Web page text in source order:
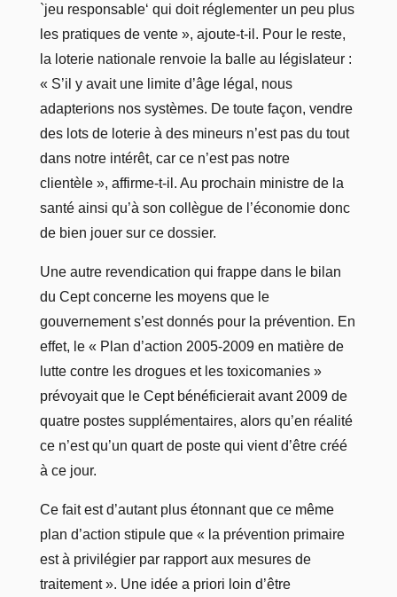
`jeu responsable‘ qui doit réglementer un peu plus
les pratiques de vente », ajoute-t-il. Pour le reste,
la loterie nationale renvoie la balle au législateur :
« S’il y avait une limite d’âge légal, nous
adapterions nos systèmes. De toute façon, vendre
des lots de loterie à des mineurs n’est pas du tout
dans notre intérêt, car ce n’est pas notre
clientèle », affirme-t-il. Au prochain ministre de la
santé ainsi qu’à son collègue de l’économie donc
de bien jouer sur ce dossier.
Une autre revendication qui frappe dans le bilan
du Cept concerne les moyens que le
gouvernement s’est donnés pour la prévention. En
effet, le « Plan d’action 2005-2009 en matière de
lutte contre les drogues et les toxicomanies »
prévoyait que le Cept bénéficierait avant 2009 de
quatre postes supplémentaires, alors qu’en réalité
ce n’est qu’un quart de poste qui vient d’être créé
à ce jour.
Ce fait est d’autant plus étonnant que ce même
plan d’action stipule que « la prévention primaire
est à privilégier par rapport aux mesures de
traitement ». Une idée a priori loin d’être